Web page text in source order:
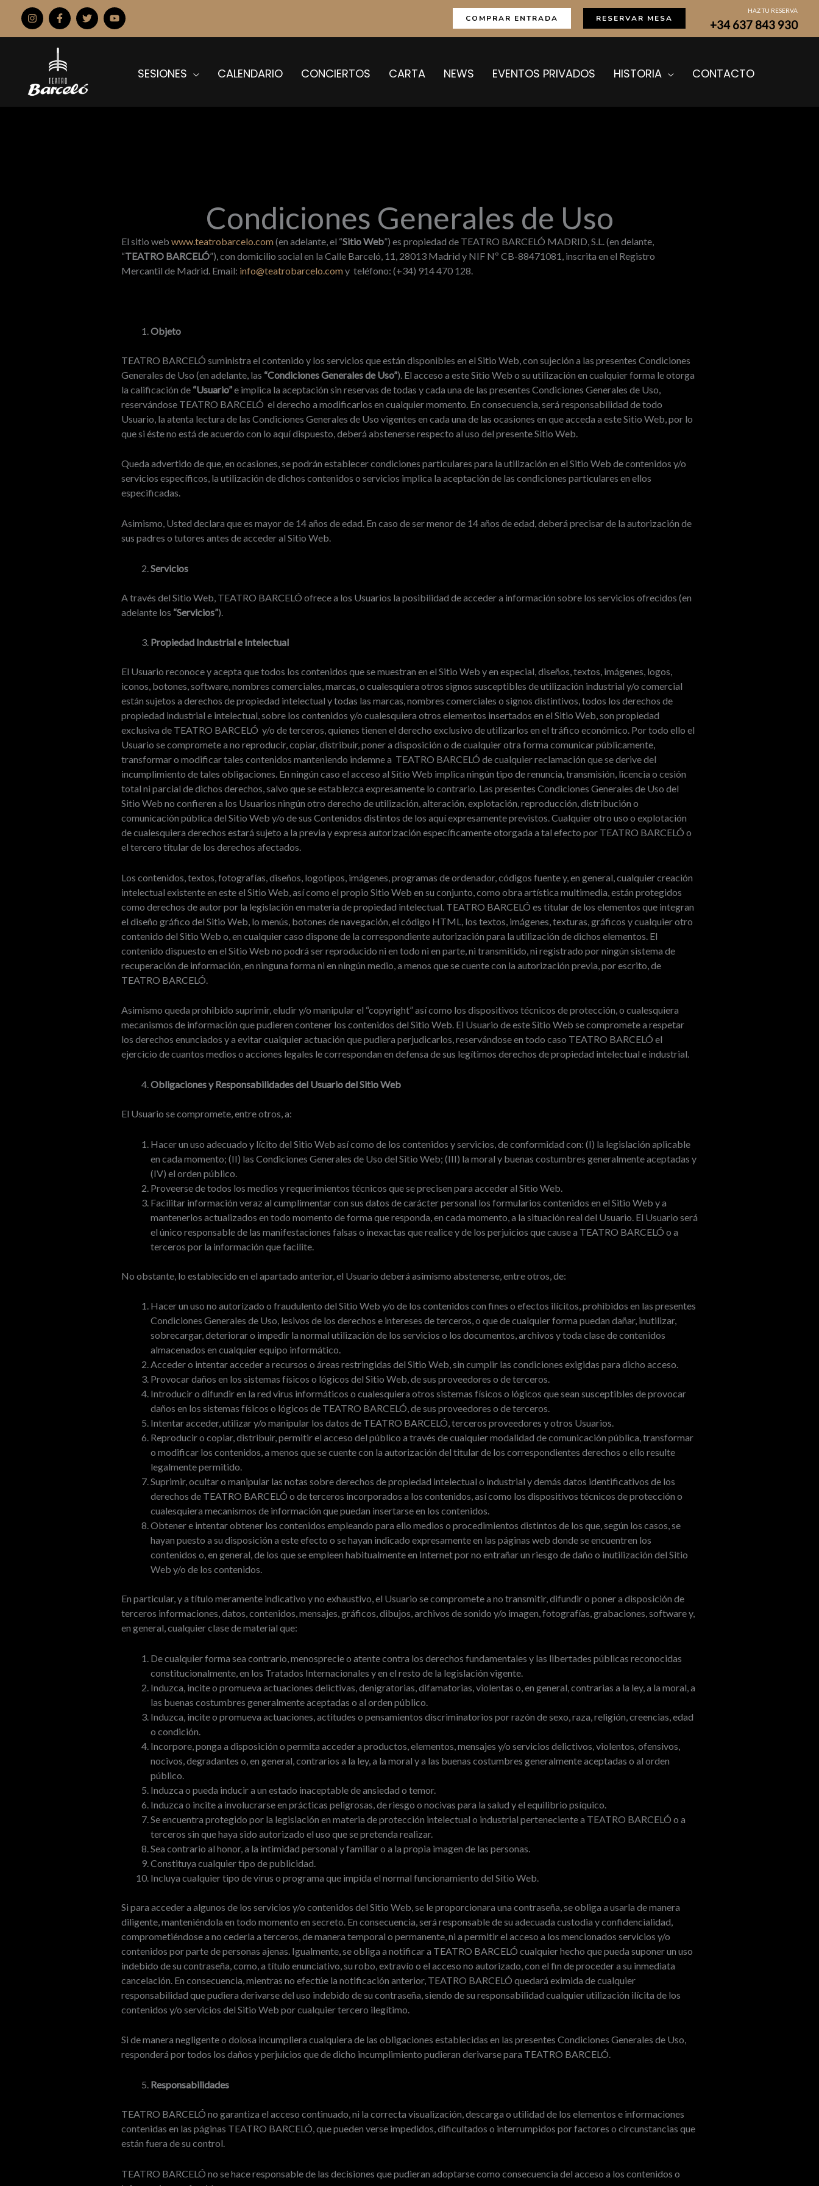
contenido
COMPRAR ENTRADA RESERVAR MESA
HAZ TU RESERVA
+34 637 843 930
SESIONES CALENDARIO CONCIERTOS CARTA NEWS EVENTOS PRIVADOS HISTORIA CONTACTO
Condiciones Generales de Uso
El sitio web www.teatrobarcelo.com(en adelante, el “Sitio Web”) es propiedad de TEATRO BARCELÓ MADRID, S.L. (en delante,
“TEATRO BARCELÓ”), con domicilio social en la Calle Barceló, 11, 28013 Madrid y NIF Nº CB-88471081, inscrita en el Registro
Mercantil de Madrid. Email: info@teatrobarcelo.comy teléfono: (+34) 914 470 128.
Objeto
TEATRO BARCELÓ suministra el contenido y los servicios que están disponibles en el Sitio Web, con sujeción a las presentes Condiciones
Generales de Uso (en adelante, las “Condiciones Generales de Uso”). El acceso a este Sitio Web o su utilización en cualquier forma le otorga
la calificación de “Usuario”e implica la aceptación sin reservas de todas y cada una de las presentes Condiciones Generales de Uso,
reservándose TEATRO BARCELÓ el derecho a modificarlos en cualquier momento. En consecuencia, será responsabilidad de todo
Usuario, la atenta lectura de las Condiciones Generales de Uso vigentes en cada una de las ocasiones en que acceda a este Sitio Web, por lo
que si éste no está de acuerdo con lo aquí dispuesto, deberá abstenerse respecto al uso del presente Sitio Web.
Queda advertido de que, en ocasiones, se podrán establecer condiciones particulares para la utilización en el Sitio Web de contenidos y/o
servicios específicos, la utilización de dichos contenidos o servicios implica la aceptación de las condiciones particulares en ellos
especificadas.
Asimismo, Usted declara que es mayor de 14 años de edad. En caso de ser menor de 14 años de edad, deberá precisar de la autorización de
sus padres o tutores antes de acceder al Sitio Web.
Servicios
A través del Sitio Web, TEATRO BARCELÓ ofrece a los Usuarios la posibilidad de acceder a información sobre los servicios ofrecidos (en
adelante los “Servicios”).
Propiedad Industrial e Intelectual
El Usuario reconoce y acepta que todos los contenidos que se muestran en el Sitio Web y en especial, diseños, textos, imágenes, logos,
iconos, botones, software, nombres comerciales, marcas, o cualesquiera otros signos susceptibles de utilización industrial y/o comercial
están sujetos a derechos de propiedad intelectual y todas las marcas, nombres comerciales o signos distintivos, todos los derechos de
propiedad industrial e intelectual, sobre los contenidos y/o cualesquiera otros elementos insertados en el Sitio Web, son propiedad
exclusiva de TEATRO BARCELÓ y/o de terceros, quienes tienen el derecho exclusivo de utilizarlos en el tráfico económico. Por todo ello el
Usuario se compromete a no reproducir, copiar, distribuir, poner a disposición o de cualquier otra forma comunicar públicamente,
transformar o modificar tales contenidos manteniendo indemne a TEATRO BARCELÓ de cualquier reclamación que se derive del
incumplimiento de tales obligaciones. En ningún caso el acceso al Sitio Web implica ningún tipo de renuncia, transmisión, licencia o cesión
total ni parcial de dichos derechos, salvo que se establezca expresamente lo contrario. Las presentes Condiciones Generales de Uso del
Sitio Web no confieren a los Usuarios ningún otro derecho de utilización, alteración, explotación, reproducción, distribución o
comunicación pública del Sitio Web y/o de sus Contenidos distintos de los aquí expresamente previstos. Cualquier otro uso o explotación
de cualesquiera derechos estará sujeto a la previa y expresa autorización específicamente otorgada a tal efecto por TEATRO BARCELÓ o
el tercero titular de los derechos afectados.
Los contenidos, textos, fotografías, diseños, logotipos, imágenes, programas de ordenador, códigos fuente y, en general, cualquier creación
intelectual existente en este el Sitio Web, así como el propio Sitio Web en su conjunto, como obra artística multimedia, están protegidos
como derechos de autor por la legislación en materia de propiedad intelectual. TEATRO BARCELÓ es titular de los elementos que integran
el diseño gráfico del Sitio Web, lo menús, botones de navegación, el código HTML, los textos, imágenes, texturas, gráficos y cualquier otro
contenido del Sitio Web o, en cualquier caso dispone de la correspondiente autorización para la utilización de dichos elementos. El
contenido dispuesto en el Sitio Web no podrá ser reproducido ni en todo ni en parte, ni transmitido, ni registrado por ningún sistema de
recuperación de información, en ninguna forma ni en ningún medio, a menos que se cuente con la autorización previa, por escrito, de
TEATRO BARCELÓ.
Asimismo queda prohibido suprimir, eludir y/o manipular el “copyright” así como los dispositivos técnicos de protección, o cualesquiera
mecanismos de información que pudieren contener los contenidos del Sitio Web. El Usuario de este Sitio Web se compromete a respetar
los derechos enunciados y a evitar cualquier actuación que pudiera perjudicarlos, reservándose en todo caso TEATRO BARCELÓ el
ejercicio de cuantos medios o acciones legales le correspondan en defensa de sus legítimos derechos de propiedad intelectual e industrial.
Obligaciones y Responsabilidades del Usuario del Sitio Web
El Usuario se compromete, entre otros, a:
Hacer un uso adecuado y lícito del Sitio Web así como de los contenidos y servicios, de conformidad con: (I) la legislación aplicable
en cada momento; (II) las Condiciones Generales de Uso del Sitio Web; (III) la moral y buenas costumbres generalmente aceptadas y
(IV) el orden público.
Proveerse de todos los medios y requerimientos técnicos que se precisen para acceder al Sitio Web.
Facilitar información veraz al cumplimentar con sus datos de carácter personal los formularios contenidos en el Sitio Web y a
mantenerlos actualizados en todo momento de forma que responda, en cada momento, a la situación real del Usuario. El Usuario será
el único responsable de las manifestaciones falsas o inexactas que realice y de los perjuicios que cause a TEATRO BARCELÓ o a
terceros por la información que facilite.
No obstante, lo establecido en el apartado anterior, el Usuario deberá asimismo abstenerse, entre otros, de:
Hacer un uso no autorizado o fraudulento del Sitio Web y/o de los contenidos con fines o efectos ilícitos, prohibidos en las presentes
Condiciones Generales de Uso, lesivos de los derechos e intereses de terceros, o que de cualquier forma puedan dañar, inutilizar,
sobrecargar, deteriorar o impedir la normal utilización de los servicios o los documentos, archivos y toda clase de contenidos
almacenados en cualquier equipo informático.
Acceder o intentar acceder a recursos o áreas restringidas del Sitio Web, sin cumplir las condiciones exigidas para dicho acceso.
Provocar daños en los sistemas físicos o lógicos del Sitio Web, de sus proveedores o de terceros.
Introducir o difundir en la red virus informáticos o cualesquiera otros sistemas físicos o lógicos que sean susceptibles de provocar
daños en los sistemas físicos o lógicos de TEATRO BARCELÓ, de sus proveedores o de terceros.
Intentar acceder, utilizar y/o manipular los datos de TEATRO BARCELÓ, terceros proveedores y otros Usuarios.
Reproducir o copiar, distribuir, permitir el acceso del público a través de cualquier modalidad de comunicación pública, transformar
o modificar los contenidos, a menos que se cuente con la autorización del titular de los correspondientes derechos o ello resulte
legalmente permitido.
Suprimir, ocultar o manipular las notas sobre derechos de propiedad intelectual o industrial y demás datos identificativos de los
derechos de TEATRO BARCELÓ o de terceros incorporados a los contenidos, así como los dispositivos técnicos de protección o
cualesquiera mecanismos de información que puedan insertarse en los contenidos.
Obtener e intentar obtener los contenidos empleando para ello medios o procedimientos distintos de los que, según los casos, se
hayan puesto a su disposición a este efecto o se hayan indicado expresamente en las páginas web donde se encuentren los
contenidos o, en general, de los que se empleen habitualmente en Internet por no entrañar un riesgo de daño o inutilización del Sitio
Web y/o de los contenidos.
En particular, y a título meramente indicativo y no exhaustivo, el Usuario se compromete a no transmitir, difundir o poner a disposición de
terceros informaciones, datos, contenidos, mensajes, gráficos, dibujos, archivos de sonido y/o imagen, fotografías, grabaciones, software y,
en general, cualquier clase de material que:
De cualquier forma sea contrario, menosprecie o atente contra los derechos fundamentales y las libertades públicas reconocidas
constitucionalmente, en los Tratados Internacionales y en el resto de la legislación vigente.
Induzca, incite o promueva actuaciones delictivas, denigratorias, difamatorias, violentas o, en general, contrarias a la ley, a la moral, a
las buenas costumbres generalmente aceptadas o al orden público.
Induzca, incite o promueva actuaciones, actitudes o pensamientos discriminatorios por razón de sexo, raza, religión, creencias, edad
o condición.
Incorpore, ponga a disposición o permita acceder a productos, elementos, mensajes y/o servicios delictivos, violentos, ofensivos,
nocivos, degradantes o, en general, contrarios a la ley, a la moral y a las buenas costumbres generalmente aceptadas o al orden
público.
Induzca o pueda inducir a un estado inaceptable de ansiedad o temor.
Induzca o incite a involucrarse en prácticas peligrosas, de riesgo o nocivas para la salud y el equilibrio psíquico.
Se encuentra protegido por la legislación en materia de protección intelectual o industrial perteneciente a TEATRO BARCELÓ o a
terceros sin que haya sido autorizado el uso que se pretenda realizar.
Sea contrario al honor, a la intimidad personal y familiar o a la propia imagen de las personas.
Constituya cualquier tipo de publicidad.
Incluya cualquier tipo de virus o programa que impida el normal funcionamiento del Sitio Web.
Si para acceder a algunos de los servicios y/o contenidos del Sitio Web, se le proporcionara una contraseña, se obliga a usarla de manera
diligente, manteniéndola en todo momento en secreto. En consecuencia, será responsable de su adecuada custodia y confidencialidad,
comprometiéndose a no cederla a terceros, de manera temporal o permanente, ni a permitir el acceso a los mencionados servicios y/o
contenidos por parte de personas ajenas. Igualmente, se obliga a notificar a TEATRO BARCELÓ cualquier hecho que pueda suponer un uso
indebido de su contraseña, como, a título enunciativo, su robo, extravío o el acceso no autorizado, con el fin de proceder a su inmediata
cancelación. En consecuencia, mientras no efectúe la notificación anterior, TEATRO BARCELÓ quedará eximida de cualquier
responsabilidad que pudiera derivarse del uso indebido de su contraseña, siendo de su responsabilidad cualquier utilización ilícita de los
contenidos y/o servicios del Sitio Web por cualquier tercero ilegítimo.
Si de manera negligente o dolosa incumpliera cualquiera de las obligaciones establecidas en las presentes Condiciones Generales de Uso,
responderá por todos los daños y perjuicios que de dicho incumplimiento pudieran derivarse para TEATRO BARCELÓ.
Responsabilidades
TEATRO BARCELÓ no garantiza el acceso continuado, ni la correcta visualización, descarga o utilidad de los elementos e informaciones
contenidas en las páginas TEATRO BARCELÓ, que pueden verse impedidos, dificultados o interrumpidos por factores o circunstancias que
están fuera de su control.
TEATRO BARCELÓ no se hace responsable de las decisiones que pudieran adoptarse como consecuencia del acceso a los contenidos o